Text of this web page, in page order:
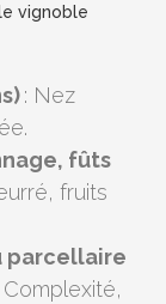
vignoble
: Nez
fûts
fruits
parcellaire
Complexité,